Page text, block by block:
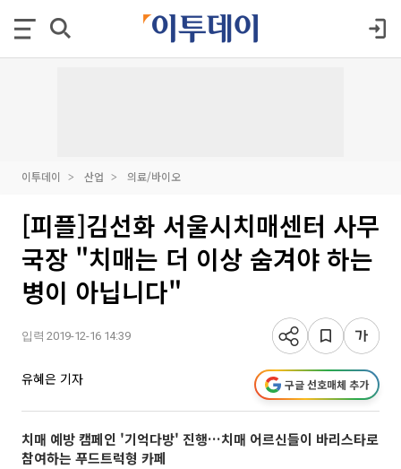
이투데이 산업 의료/바이오
[피플]김선화 서울시치매센터 사무
국장 "치매는 더 이상 숨겨야 하는
병이 아닙니다"
입력 2019-12-16 14:39
유혜은 기자 구글 선호매체 추가
치매 예방 캠페인 '기억다방' 진행…치매 어르신들이 바리스타로
참여하는 푸드트럭형 카페